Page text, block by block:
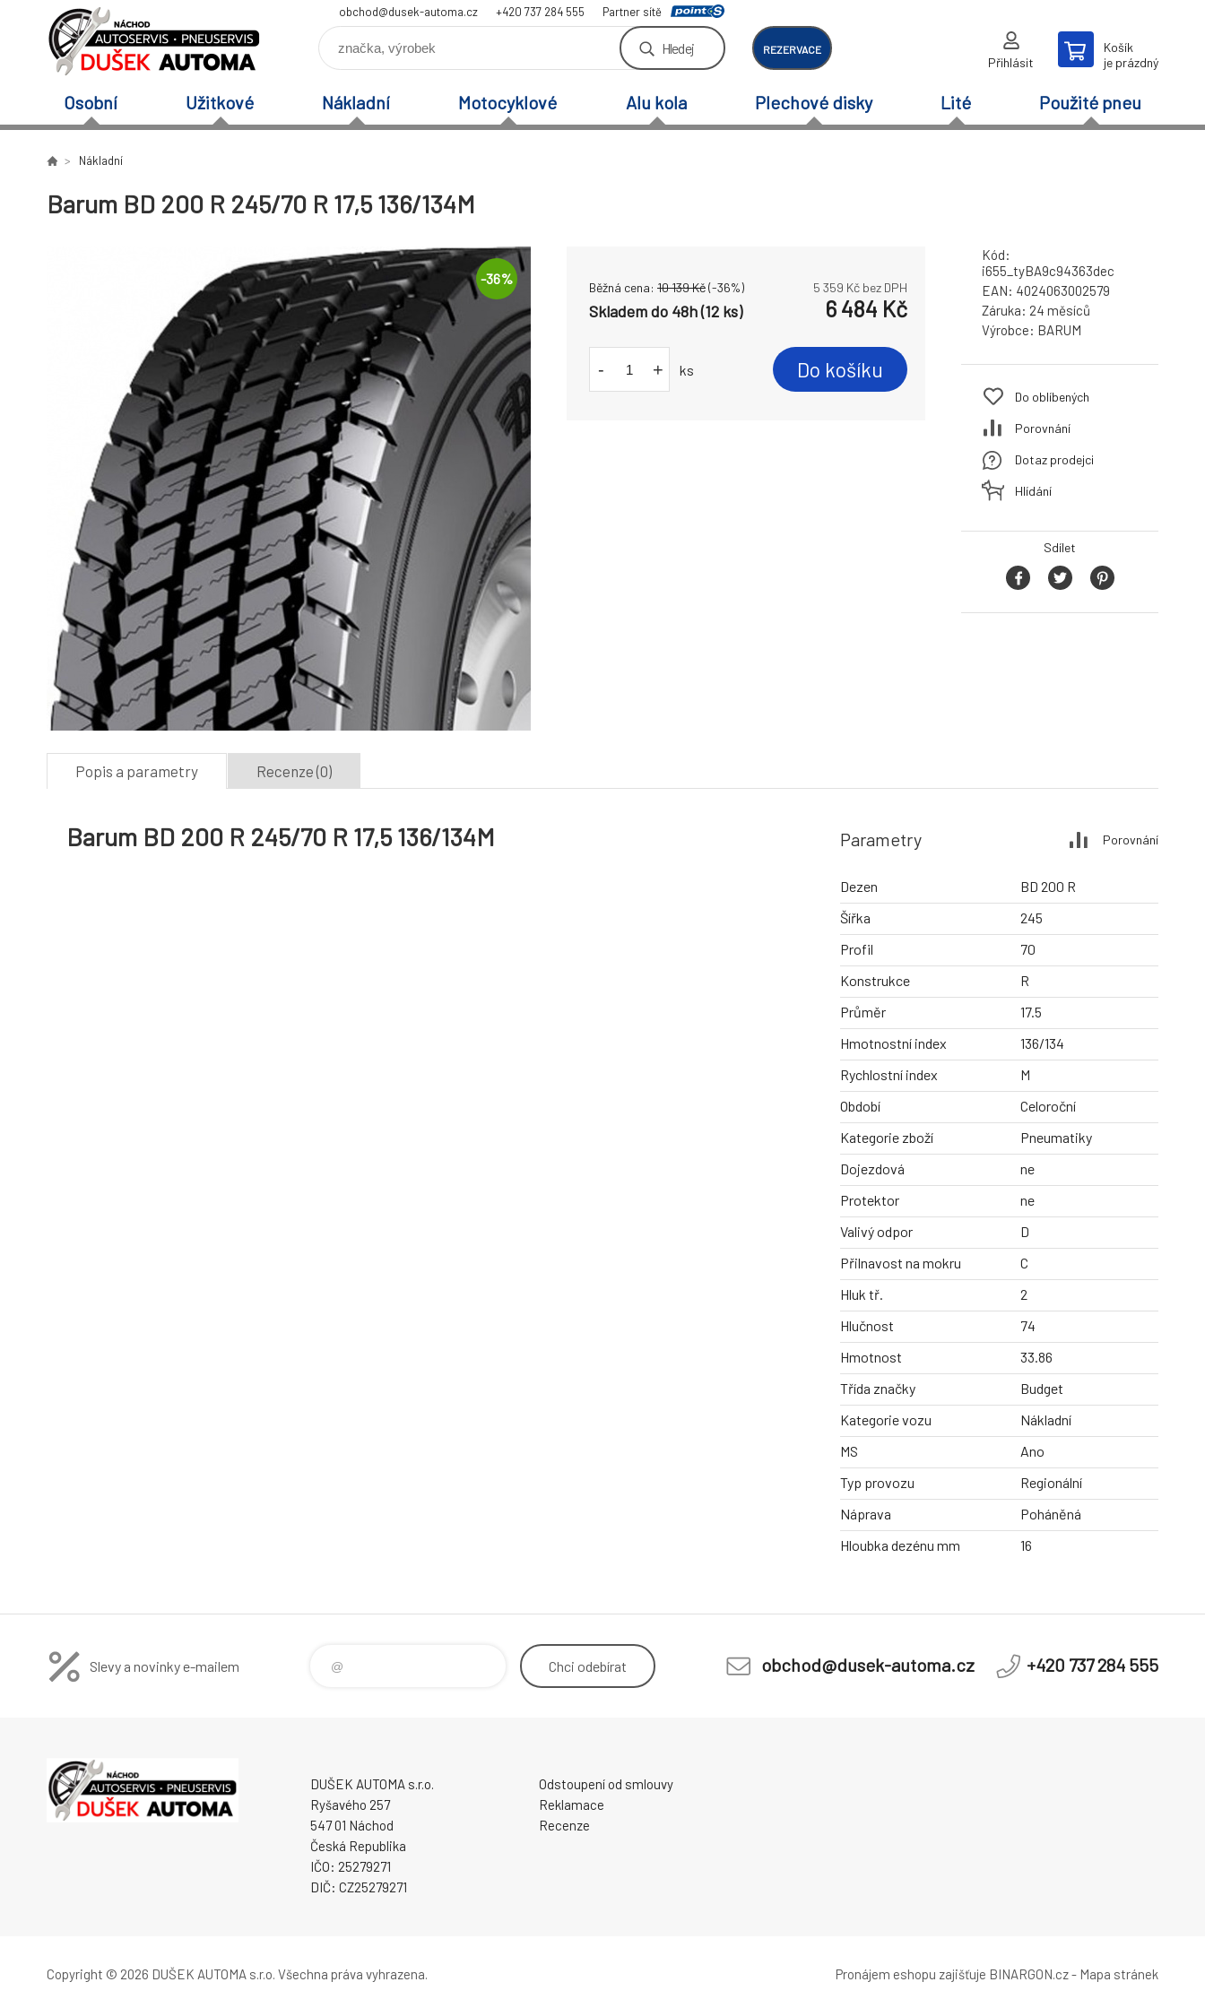
obchod@dusek-automa.cz +420 737 284 555 Partner sítě
Hledej REZERVACE
Přihlásit
Košík
je prázdný
Osobní Užitkové Nákladní Motocyklové Alu kola Plechové disky Lité Použité pneu
Nákladní
Barum BD 200 R 245/70 R 17,5 136/134M
-36%
Běžná cena: 10 139Kč(-36%) 5 359 Kč bez DPH
Skladem do 48h (12 ks) 6 484 Kč
- + ks Do košíku
Kód:
i655_tyBA9c94363dec
EAN: 4024063002579
Záruka: 24 měsíců
Výrobce: BARUM
Do oblíbených
Porovnání
Dotaz prodejci
Hlídání
Sdílet
Popis a parametry Recenze (0)
Barum BD 200 R 245/70 R 17,5 136/134M Parametry Porovnání
Dezen
BD 200 R
Šířka
245
Profil
70
Konstrukce
R
Průměr
17.5
Hmotnostní index
136/134
Rychlostní index
M
Období
Celoroční
Kategorie zboží
Pneumatiky
Dojezdová
ne
Protektor
ne
Valivý odpor
D
Přilnavost na mokru
C
Hluk tř.
2
Hlučnost
74
Hmotnost
33.86
Třída značky
Budget
Kategorie vozu
Nákladní
MS
Ano
Typ provozu
Regionální
Náprava
Poháněná
Hloubka dezénu mm
16
Slevy a novinky e-mailem Chci odebírat obchod@dusek-automa.cz +420 737 284 555
DUŠEK AUTOMA s.r.o.
Ryšavého 257
547 01 Náchod
Česká Republika
IČO: 25279271
DIČ: CZ25279271
Odstoupení od smlouvy
Reklamace
Recenze
Copyright © 2026 DUŠEK AUTOMA s.r.o. Všechna práva vyhrazena. Pronájem eshopu zajišťuje BINARGON.cz- Mapa stránek